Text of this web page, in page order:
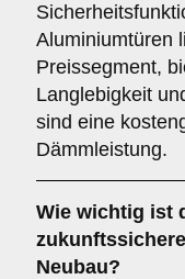
Aluminiumtüren
Preissegment,
Langlebigkeit
sind eine
Dämmleistung.
Wie wichtig ist
Neubau?